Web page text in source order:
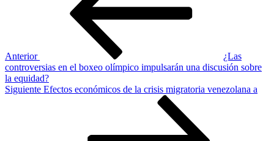
Anterior
¿Las
controversias en el boxeo olímpico impulsarán una discusión sobre
la equidad?
Siguiente
Siguiente Efectos económicos de la crisis migratoria venezolana a